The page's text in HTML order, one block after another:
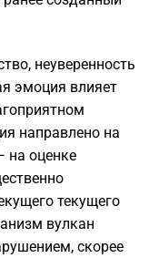
неуверенность
эмоция влияет
направлено на
на оценке
текущего
вулкан
скорее